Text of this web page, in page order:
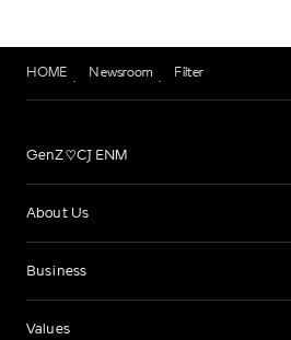
HOME Newsroom Filter
GenZ♡CJ ENM
About Us
Business
Values